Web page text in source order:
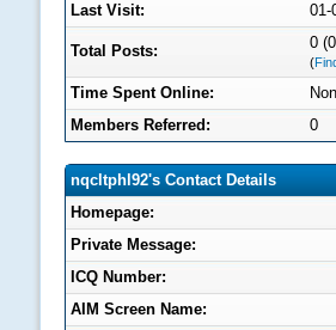
Last Visit:
01-
Total Posts: 0
(
Time Spent Online:
Members Referred:
0
nqcltphl92's Contact Details
Homepage:
Private Message:
ICQ Number:
AIM Screen Name: